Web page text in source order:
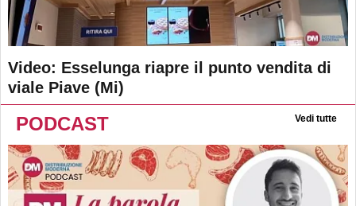
Video: Esselunga riapre il punto vendita di
viale Piave (Mi)
PODCAST Vedi tutte